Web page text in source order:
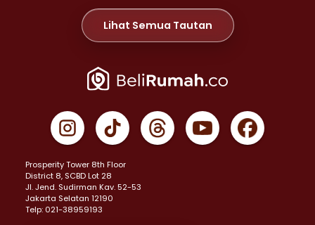
Properti Dijual di Meruya >
Properti Dijual di Jelambar >
Properti Dijual di Jakarta Pusat >
Properti Dijual di Gambir >
Properti Dijual di Johar Baru >
Properti Dijual di Menteng >
Properti Dijual di Senen >
Properti Dijual di Tanah Abang >
Properti Dijual di Cikini >
Lihat Semua Tautan
Prosperity Tower 8th Floor
District 8, SCBD Lot 28
JI. Jend. Sudirman Kav. 52-53
Jakarta Selatan 12190
Telp: 021-38959193